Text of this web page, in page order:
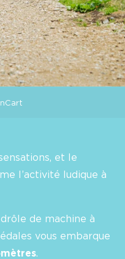
et le
l’activité ludique à
de machine à
vous embarque